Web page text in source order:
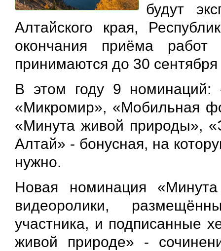
будут
Алтайского края,
окончания приёма
принимаются до 30
В этом году 9 номинаций:
«Микромир», «Мобильная
«Минута живой природы»,
Алтай» - бонусная, на
нужно.
Новая номинация
видеоролики,
участника, и подписанные
живой природе» -